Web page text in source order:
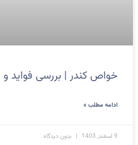
خواص کندر | بررسی فواید
ادامه مطلب »
9 اسفند, 1403 بدون دیدگاه